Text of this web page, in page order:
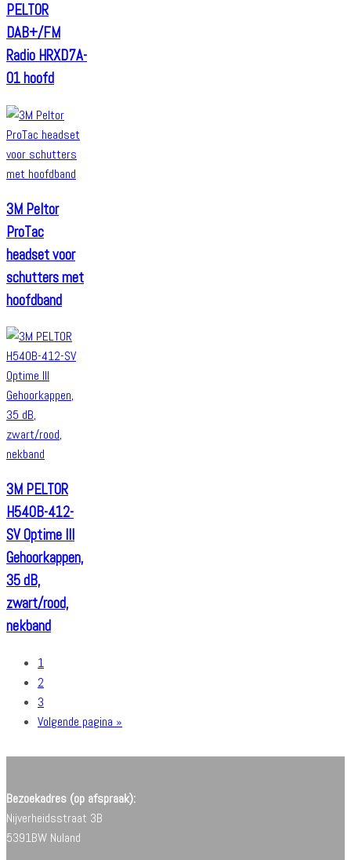
PELTOR
DAB+/FM
Radio HRXD7A-
01 hoofd
3M Peltor
ProTac
headset voor
schutters met
hoofdband
3M PELTOR
H540B-412-
SV Optime III
Gehoorkappen,
35 dB,
zwart/rood,
nekband
1
2
3
Volgende pagina »
Bezoekadres (op afspraak):
Nijverheidsstraat 3B
5391BW Nuland